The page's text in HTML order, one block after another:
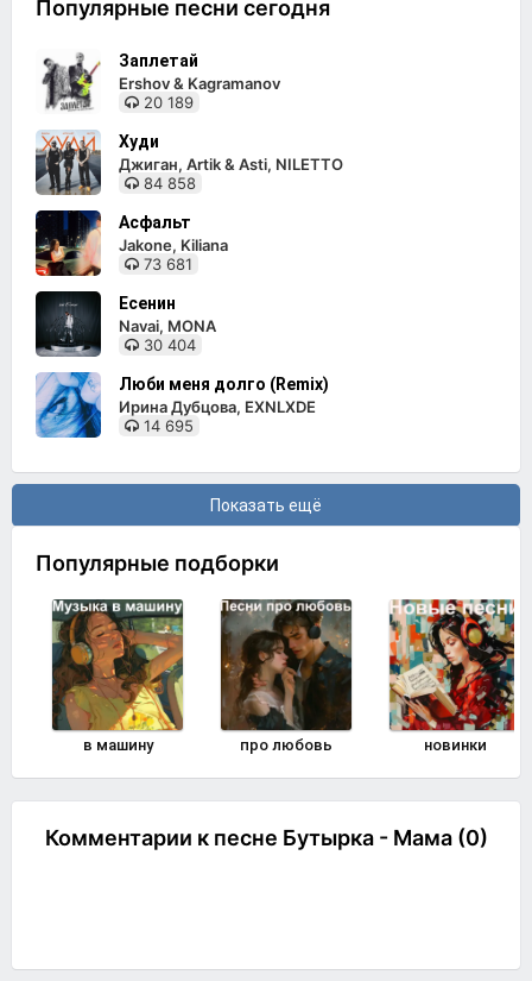
Популярные песни сегодня
Заплетай
Ershov & Kagramanov
20 189
Худи
Джиган, Artik & Asti, NILETTO
84 858
Асфальт
Jakone, Kiliana
73 681
Есенин
Navai, MONA
30 404
Люби меня долго (Remix)
Ирина Дубцова, EXNLXDE
14 695
Показать ещё
Популярные подборки
в машину про любовь новинки
Комментарии к песне Бутырка - Мама (0)